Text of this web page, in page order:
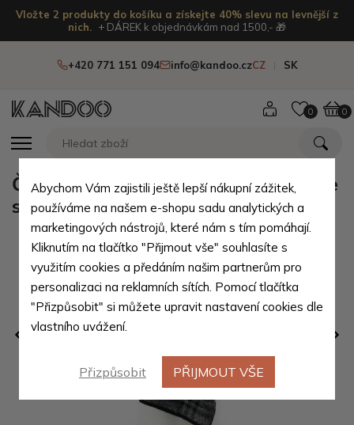
Vložte 2 produkty do košíku a získejte 40% slevu na levnější z
nich.
+ DÁREK k objednávkám nad 1500,- 🎁
+420 771 151 094 info@kandoo.czCZ SK
0 0
Černý dámský kostkovaný šátek se
stříbrnou nitkou Mickael
Abychom Vám zajistili ještě lepší nákupní zážitek,
používáme na našem e-shopu sadu analytických a
marketingových nástrojů, které nám s tím pomáhají.
Kliknutím na tlačítko "Přijmout vše" souhlasíte s
využitím cookies a předáním našim partnerům pro
personalizaci na reklamních sítích. Pomocí tlačítka
"Přizpůsobit" si můžete upravit nastavení cookies dle
vlastního uvážení.
Přizpůsobit PŘIJMOUT VŠE